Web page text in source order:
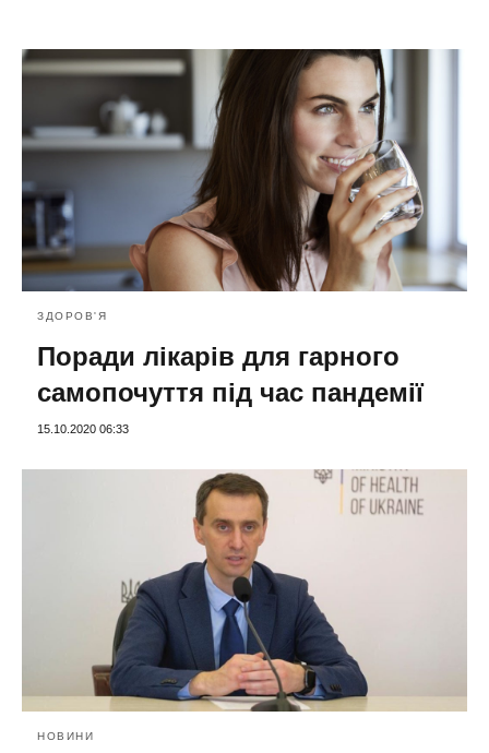
ЗДОРОВ'Я
Поради лікарів для гарного
самопочуття під час пандемії
15.10.2020 06:33
НОВИНИ